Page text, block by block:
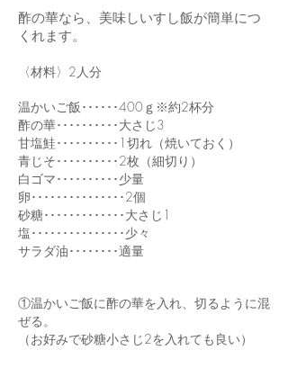
​酢の華なら、美味しいすし飯が簡単につ
くれます。
〈材料〉2人分
温かいご飯･･････400ｇ※約2杯分
酢の華･･････････大さじ3
甘塩鮭･･････････1切れ（焼いておく）
青じそ･･････････2枚（細切り）
白ゴマ･･････････少量
卵･･･････････････2個
砂糖･････････････大さじ1
塩･･･････････････少々
サラダ油････････適量
①温かいご飯に酢の華を入れ、切るように混
ぜる。
（お好みで砂糖小さじ2を入れても良い）